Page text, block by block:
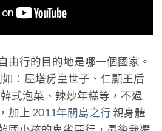
由行的目的地是哪一個國家。
：屋塔房皇世子、仁顯王后
式泡菜、辣炒年糕等，不過
加上 2011年關島之行親身體